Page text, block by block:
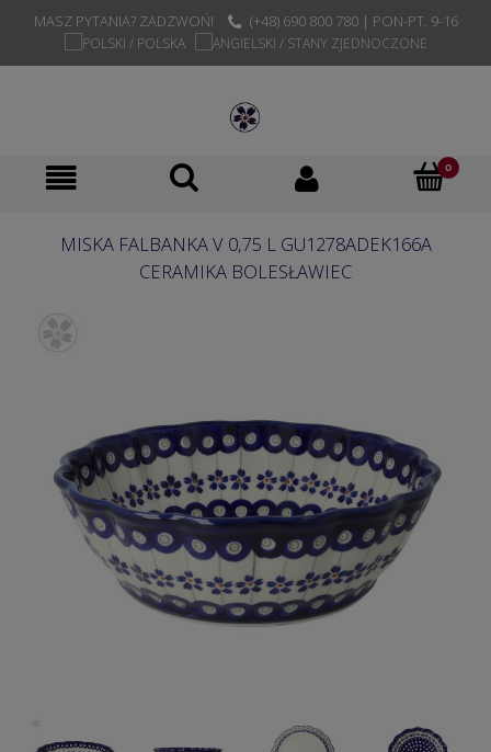
MASZ PYTANIA? ZADZWOŃ! (+48) 690 800 780 | PON-PT. 9-16
MISKA FALBANKA V 0,75 L GU1278ADEK166A
CERAMIKA BOLESŁAWIEC